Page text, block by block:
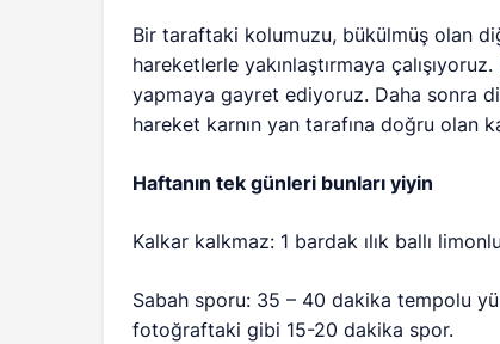
Bir taraftaki kolumuzu, bükülmüş olan
hareketlerle yakınlaştırmaya
yapmaya gayret ediyoruz. Daha sonra
hareket karnın yan tarafına doğru olan
Haftanın tek günleri bunları yiyin
Kalkar kalkmaz: 1 bardak ılık ballı
Sabah sporu: 35 – 40 dakika tempolu
fotoğraftaki gibi 15-20 dakika spor.